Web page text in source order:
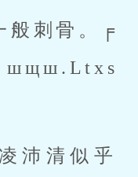
шщш.Ltxs